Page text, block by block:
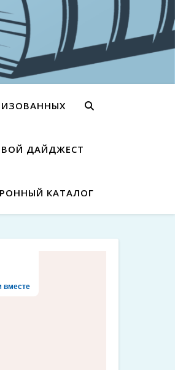
ДАЙДЖЕСТ
КАТАЛОГ
вместе